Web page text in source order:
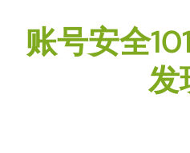
账号安全
发